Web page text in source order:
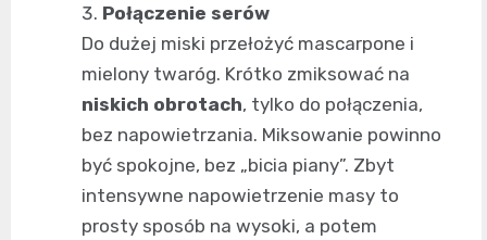
Połączenie serów
Do dużej miski przełożyć mascarpone i
mielony twaróg. Krótko zmiksować na
niskich obrotach, tylko do połączenia,
bez napowietrzania. Miksowanie powinno
być spokojne, bez „bicia piany”. Zbyt
intensywne napowietrzenie masy to
prosty sposób na wysoki, a potem